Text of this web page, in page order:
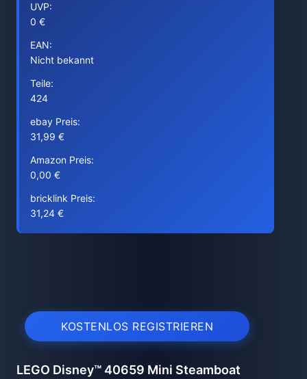
UVP:
0 €
EAN:
Nicht bekannt
Teile:
424
ebay Preis:
31,99 €
Amazon Preis:
0,00 €
bricklink Preis:
31,24 €
KOSTENLOS REGISTRIEREN
LEGO Disney™ 40659 Mini Steamboat